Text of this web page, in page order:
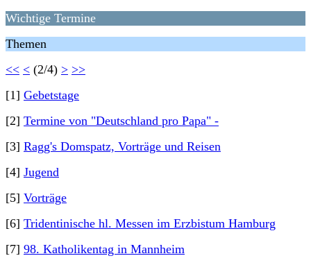
Wichtige Termine
Themen
<< < (2/4) > >>
[1] Gebetstage
[2] Termine von "Deutschland pro Papa" -
[3] Ragg's Domspatz, Vorträge und Reisen
[4] Jugend
[5] Vorträge
[6] Tridentinische hl. Messen im Erzbistum Hamburg
[7] 98. Katholikentag in Mannheim